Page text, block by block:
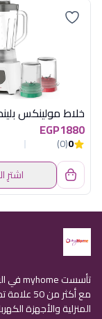
EGP1880
0
(0)
اشترِ
مع أكثر
المنزلية والأجهزة